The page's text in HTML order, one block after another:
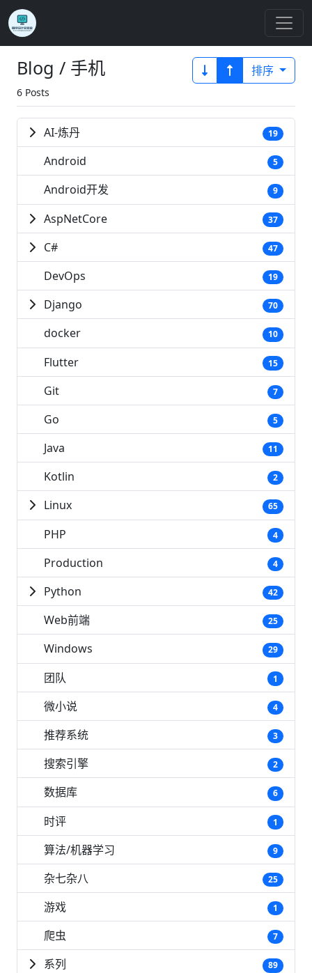
Blog / 手机
6 Posts
排序
AI-炼丹 19
Android 5
Android开发 9
AspNetCore 37
C# 47
DevOps 19
Django 70
docker 10
Flutter 15
Git 7
Go 5
Java 11
Kotlin 2
Linux 65
PHP 4
Production 4
Python 42
Web前端 25
Windows 29
团队 1
微小说 4
推荐系统 3
搜索引擎 2
数据库 6
时评 1
算法/机器学习 9
杂七杂八 25
游戏 1
爬虫 7
系列 89